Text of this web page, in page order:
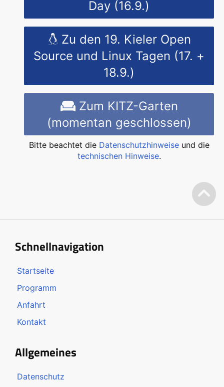
Day (16.9.)
Zu den 19. Kieler Open
Source und Linux Tagen (17. +
18.9.)
Zum KITZ-Garten
(momentan geschlossen)
Bitte beachtet die Datenschutzhinweiseund die
technischen Hinweise.
Schnellnavigation
Startseite
Programm
Anfahrt
Kontakt
Allgemeines
Datenschutz